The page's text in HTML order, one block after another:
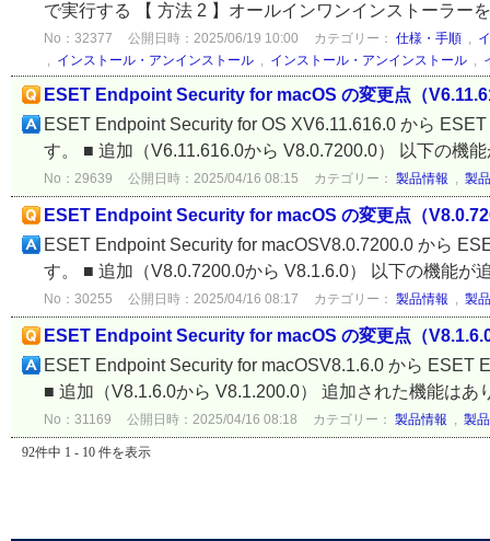
で実行する 【 方法 2 】オールインワンインストーラー
No：32377 公開日時：2025/06/19 10:00 カテゴリー： 仕様・手順 ,
, インストール・アンインストール , インストール・アンインストール ,
ESET Endpoint Security for macOS の変更点（
ESET Endpoint Security for OS XV6.11.616.0 から
す。 ■ 追加（V6.11.616.0から V8.0.7200.0） 以下の機
No：29639 公開日時：2025/04/16 08:15 カテゴリー： 製品情報 , 製
ESET Endpoint Security for macOS の変更点（
ESET Endpoint Security for macOSV8.0.7200.0 から
す。 ■ 追加（V8.0.7200.0から V8.1.6.0） 以下の機能が
No：30255 公開日時：2025/04/16 08:17 カテゴリー： 製品情報 , 製
ESET Endpoint Security for macOS の変更点（
ESET Endpoint Security for macOSV8.1.6.0 から ESET
■ 追加（V8.1.6.0から V8.1.200.0） 追加された機能はあ
No：31169 公開日時：2025/04/16 08:18 カテゴリー： 製品情報 , 製
92件中 1 - 10 件を表示